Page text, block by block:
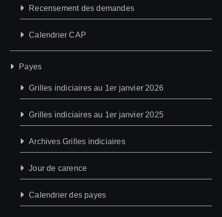
Recensement des demandes
Calendrier CAP
Payes
Grilles indiciaires au 1er janvier 2026
Grilles indiciaires au 1er janvier 2025
Archives Grilles indiciaires
Jour de carence
Calendrier des payes